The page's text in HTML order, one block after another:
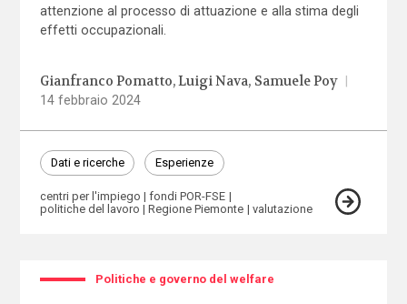
attenzione al processo di attuazione e alla stima degli
effetti occupazionali.
Gianfranco Pomatto Luigi Nava Samuele Poy
14 febbraio 2024
Dati e ricerche Esperienze
centri per l'impiego
fondi POR-FSE
politiche del lavoro
Regione Piemonte valutazione
Politiche e governo del welfare